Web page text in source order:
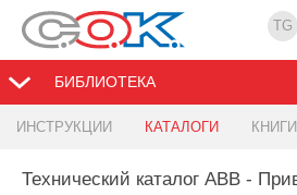
TG
БИБЛИОТЕКА
ИНСТРУКЦИИ КАТАЛОГИ КНИГИ
Технический каталог ABB -